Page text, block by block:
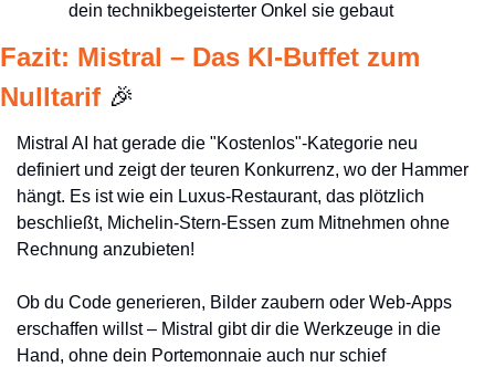
dein technikbegeisterter Onkel sie gebaut
Fazit: Mistral – Das KI-Buffet zum
Nulltarif 🎉
Mistral AI hat gerade die "Kostenlos"-Kategorie neu
definiert und zeigt der teuren Konkurrenz, wo der Hammer
hängt. Es ist wie ein Luxus-Restaurant, das plötzlich
beschließt, Michelin-Stern-Essen zum Mitnehmen ohne
Rechnung anzubieten!
Ob du Code generieren, Bilder zaubern oder Web-Apps
erschaffen willst – Mistral gibt dir die Werkzeuge in die
Hand, ohne dein Portemonnaie auch nur schief